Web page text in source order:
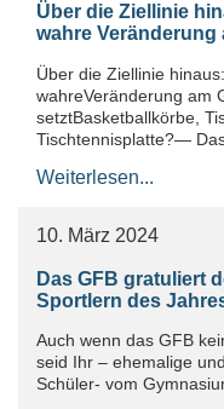
Über die Ziellinie
wahre Veränderung
Über die Ziellinie
wahreVeränderung am
setztBasketballkörbe,
Tischtennisplatte?—
Weiterlesen...
10. März 2024
Das GFB gratuliert
Sportlern des
Auch wenn das GFB
seid Ihr – ehemalige
Schüler- vom